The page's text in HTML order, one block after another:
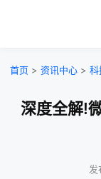
首页 > 资讯中心 > 科
深度全解!
发